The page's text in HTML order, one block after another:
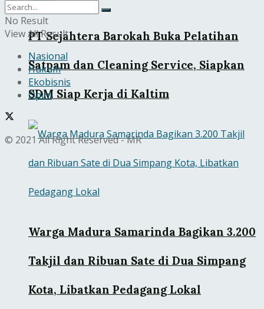
PT Sejahtera Barokah Buka Pelatihan
Satpam dan Cleaning Service, Siapkan
SDM Siap Kerja di Kaltim
Warga Madura Samarinda Bagikan 3.200
Takjil dan Ribuan Sate di Dua Simpang
Kota, Libatkan Pedagang Lokal
No Result
View All Result
Nasional
Hukum
Ekobisnis
Opini
© 2021 All Right Reserved - MR